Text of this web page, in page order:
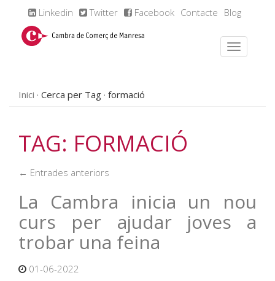
Linkedin Twitter Facebook Contacte Blog
Inici Cerca per Tag formació
TAG: FORMACIÓ
← Entrades anteriors
La Cambra inicia un nou
curs per ajudar joves a
trobar una feina
01-06-2022